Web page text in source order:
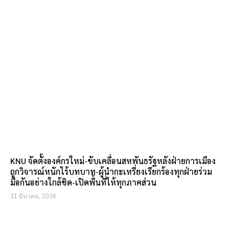
KNU จัดตั้งองค์กรใหม่-ขับเคลื่อนสหพันธรัฐหลังฝ่ายการเมือง
ถูกวิจารณ์หนักไร้บทบาท-ผู้นำกะเหรี่ยงเรียกร้องทุกฝ่ายร่วม
มือกันอย่างใกล้ชิด-เปิดพื้นที่ให้ทุกภาคส่วน
31 มีนาคม, 2026